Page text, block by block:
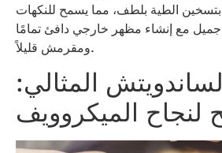
بتسخين الطية بلطف، مما يسمح للنكهات
جميل مع إنشاء مظهر خارجي دافئ تمامًا
ومقرمش قليلاً.
المثالي:
لنجاح الميكروويف